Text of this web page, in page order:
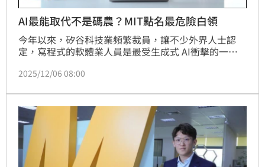
AI最能取代不是碼農？MIT點名最危險白領
今年以來，矽谷科技業頻繁裁員，讓不少外界人士認
定，寫程式的軟體業人員是最受生成式 AI衝擊的一
（Oak Ridge National Laboratory）26日最新發布的
勞動力冰山裡理論，指出AI可替代的行業與影響遠比想
像多！像是金融服務等行業，以及一些特定專業是比矽
谷軟體業人士更危險的領域。
2025/12/06 08:00